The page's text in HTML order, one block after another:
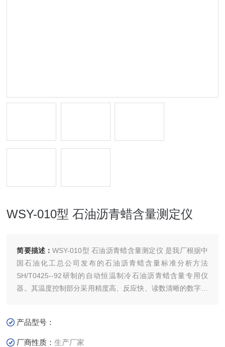
WSY-010型 石油沥青蜡含量测定仪
简要描述：WSY-010型 石油沥青蜡含量测定仪 是我厂根据中
国石油化工总公司发布的石油沥青蜡含量标准分析方法
SH/T0425--92研制的自动恒温制冷石油沥青蜡含量专用仪
器。其温度控制部分采用精度高、反应快、读数清晰的数字电
产品型号：
厂商性质：生产厂家